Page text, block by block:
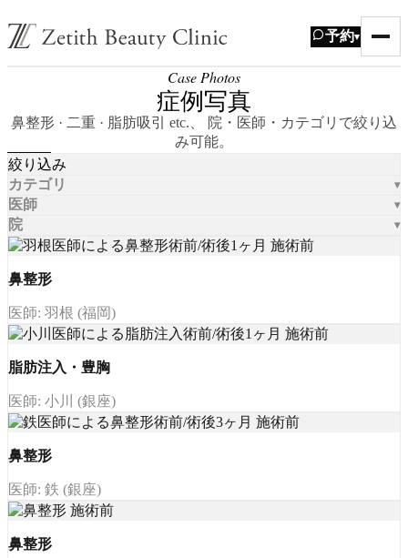
予約▾
Case Photos
症例写真
鼻整形 · 二重 · 脂肪吸引 etc.、 院・医師・カテゴリで絞り込
み可能。
絞り込み
カテゴリ
医師
院
鼻整形
医師: 羽根 (福岡)
脂肪注入・豊胸
医師: 小川 (銀座)
鼻整形
医師: 鉄 (銀座)
鼻整形